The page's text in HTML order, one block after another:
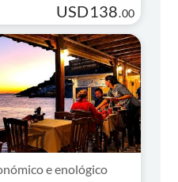
USD138.00
e enológico